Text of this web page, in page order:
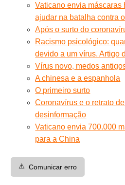
Vaticano envia máscaras
ajudar na batalha contra
Após o surto do
Racismo psicológico:
devido a um vírus. Artigo
Vírus novo, medos
A chinesa e a espanhola
O primeiro surto
Coronavírus e o retrato
desinformação
Vaticano envia 700.000
para a China
⚠️ Comunicar erro